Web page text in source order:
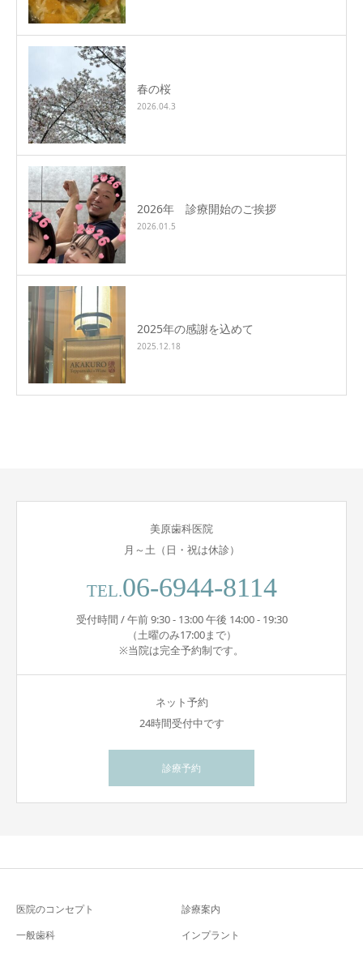
春の桜
2026.04.3
2026年 診療開始のご挨拶
2026.01.5
2025年の感謝を込めて
2025.12.18
美原歯科医院
月～土（日・祝は休診）
TEL.06-6944-8114
受付時間 / 午前 9:30 - 13:00 午後 14:00 - 19:30
（土曜のみ17:00まで）
※当院は完全予約制です。
ネット予約
24時間受付中です
診療予約
医院のコンセプト
診療案内
一般歯科
インプラント